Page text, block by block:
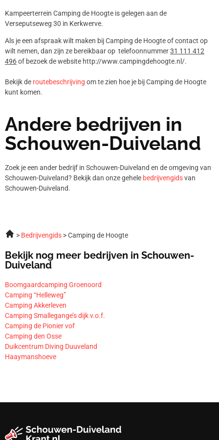
Kampeerterrein Camping de Hoogte is gelegen aan de
Verseputseweg 30 in Kerkwerve.
Als je een afspraak wilt maken bij Camping de Hoogte of contact op
wilt nemen, dan zijn ze bereikbaar op telefoonnummer31 111 412
496of bezoek de website http://www.campingdehoogte.nl/.
Bekijk de routebeschrijving om te zien hoe je bij Camping de Hoogte
kunt komen.
Andere bedrijven in
Schouwen-Duiveland
Zoek je een ander bedrijf in Schouwen-Duiveland en de omgeving van
Schouwen-Duiveland? Bekijk dan onze gehele bedrijvengidsvan
Schouwen-Duiveland.
Bedrijvengids Camping de Hoogte
Bekijk nog meer bedrijven in Schouwen-
Duiveland
Boomgaardcamping Groenoord
Camping “Helleweg”
Camping Akkerleven
Camping Smallegange’s dijk v.o.f.
Camping de Pionier vof
Camping den Osse
Duikcentrum Diving Duuveland
Haaymanshoeve